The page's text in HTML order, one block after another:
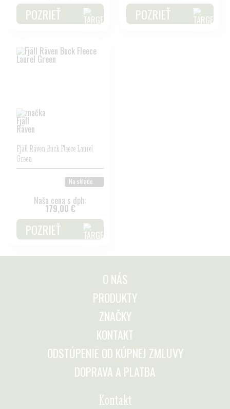
POZRIEŤ POZRIEŤ
Fjäll Räven Buck Fleece Laurel
Green
Na sklade
Naša cena s dph:
179,00 €
POZRIEŤ
O NÁS
PRODUKTY
ZNAČKY
KONTAKT
ODSTÚPENIE OD KÚPNEJ ZMLUVY
DOPRAVA A PLATBA
Kontakt